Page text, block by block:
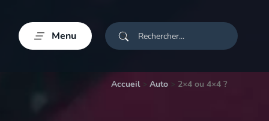
Menu
Accueil> Auto> 2×4 ou 4×4 ?